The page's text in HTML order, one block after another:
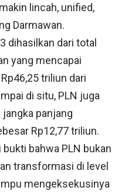
lincah, unified,
Darmawan.
dihasilkan dari total
yang mencapai
triliun dari
di situ, PLN juga
panjang
Rp12,77 triliun.
bahwa PLN bukan
transformasi di level
mengeksekusinya